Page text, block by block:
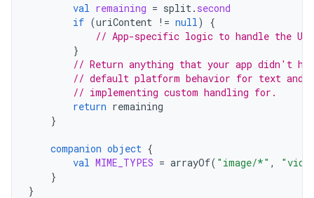
val remaining = split. second
if (uriContent != null)
{
// App-specific logic to handle the
}
// Return anything that your app didn't
// default platform behavior for text and
// implementing custom handling for.
return remaining
}
companion object {
val MIME_TYPES = arrayOf( "image/*" ,
}
}